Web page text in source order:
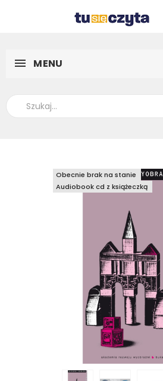
MENU
Obecnie brak na stanie
Audiobook cd z książeczką
Obecnie brak na stanie
Audiobook cd z książeczką